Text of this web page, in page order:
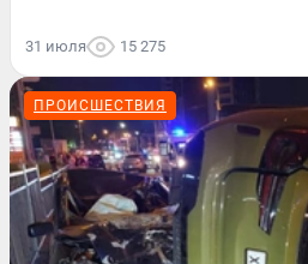
31 июля 15 275
ПРОИСШЕСТВИЯ